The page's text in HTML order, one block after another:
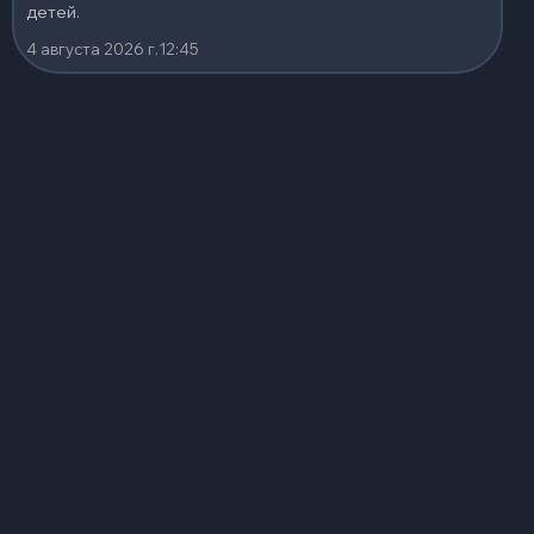
детей.
4 августа 2026 г.12:45